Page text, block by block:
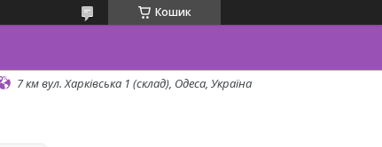
Кошик
7 км вул. Харківська 1 (склад), Одеса, Україна